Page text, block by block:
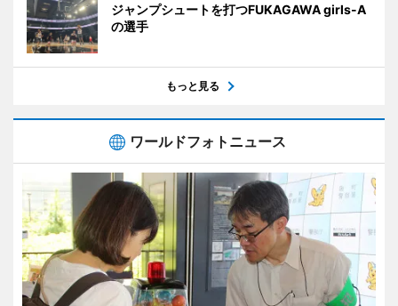
ジャンプシュートを打つFUKAGAWA girls-A
の選手
もっと見る
ワールドフォトニュース